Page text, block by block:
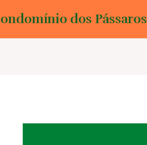
dos Pássaros